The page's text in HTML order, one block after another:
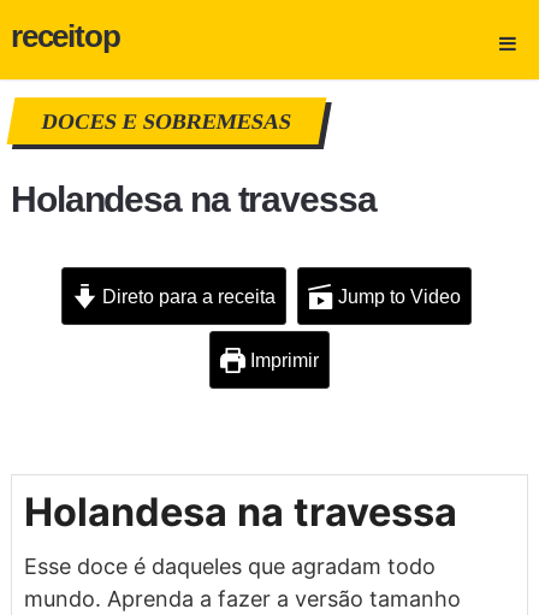
receitop
DOCES E SOBREMESAS
Holandesa na travessa
Direto para a receita Jump to Video
Imprimir
Holandesa na travessa
Esse doce é daqueles que agradam todo
mundo. Aprenda a fazer a versão tamanho